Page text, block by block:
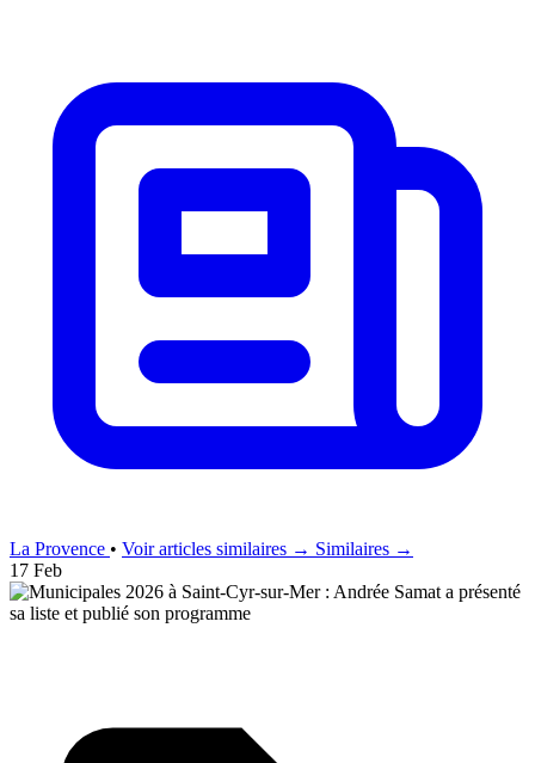
La Provence • Voir articles similaires → Similaires →
17 Feb